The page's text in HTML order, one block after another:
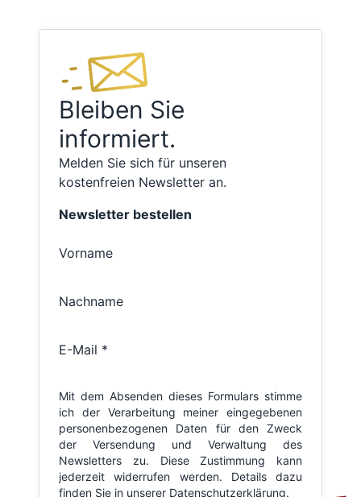
Bleiben Sie
informiert.
Melden Sie sich für unseren
kostenfreien Newsletter an.